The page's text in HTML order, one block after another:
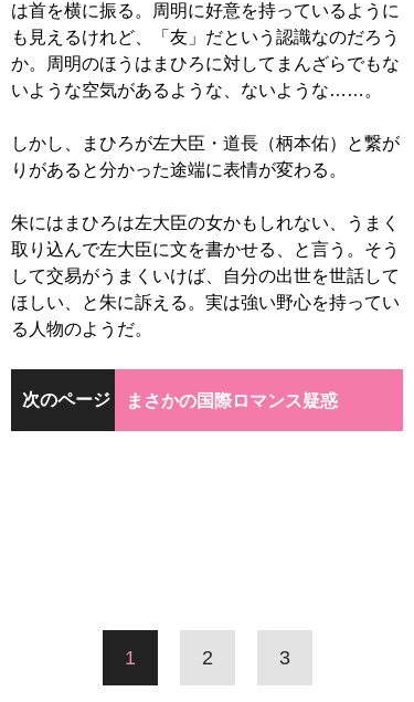
は首を横に振る。周明に好意を持っているように
も見えるけれど、「友」だという認識なのだろう
か。周明のほうはまひろに対してまんざらでもな
いような空気があるような、ないような……。
しかし、まひろが左大臣・道長（柄本佑）と繋が
りがあると分かった途端に表情が変わる。
朱にはまひろは左大臣の女かもしれない、うまく
取り込んで左大臣に文を書かせる、と言う。そう
して交易がうまくいけば、自分の出世を世話して
ほしい、と朱に訴える。実は強い野心を持ってい
る人物のようだ。
次のページ まさかの国際ロマンス疑惑
1 2 3